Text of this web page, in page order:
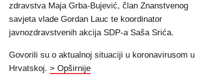
zdravstva Maja Grba-Bujević, član Znanstvenog
savjeta vlade Gordan Lauc te koordinator
javnozdravstvenih akcija SDP-a Saša Srića.
Govorili su o aktualnoj situaciji u koronavirusom u
Hrvatskoj. > Opširnije